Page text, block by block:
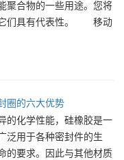
聚合物的一些用途。您将
它们具有代表性。 移动
圈的六大优势
的化学性能，硅橡胶是一
泛用于各种密封件的生
的要求。因此与其他材质